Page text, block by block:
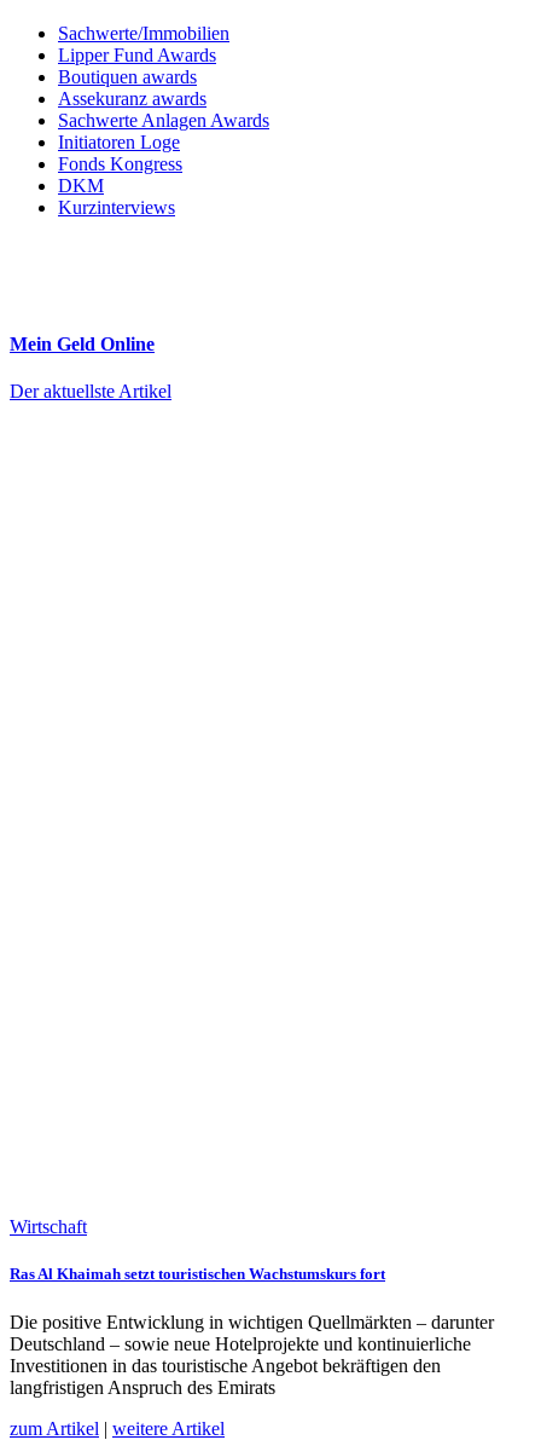
Sachwerte/Immobilien
Lipper Fund Awards
Boutiquen awards
Assekuranz awards
Sachwerte Anlagen Awards
Initiatoren Loge
Fonds Kongress
DKM
Kurzinterviews
Mein Geld Online
Der aktuellste Artikel
Wirtschaft
Ras Al Khaimah setzt touristischen Wachstumskurs fort
Die positive Entwicklung in wichtigen Quellmärkten – darunter
Deutschland – sowie neue Hotelprojekte und kontinuierliche
Investitionen in das touristische Angebot bekräftigen den
langfristigen Anspruch des Emirats
zum Artikel | weitere Artikel